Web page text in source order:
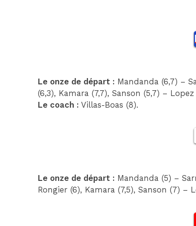
Le onze de départ : Mandanda (6,7) –
(6,3), Kamara (7,7), Sanson (5,7) –
Le coach : Villas-Boas (8).
Le onze de départ : Mandanda (5) –
Rongier (6), Kamara (7,5), Sanson (7) –